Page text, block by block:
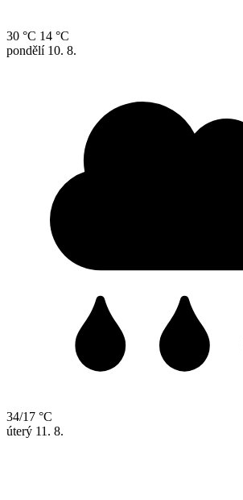
30 °C 14 °C
pondělí 10. 8.
34/17 °C
úterý 11. 8.